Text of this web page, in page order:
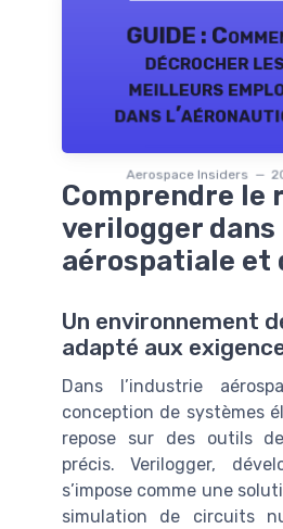
GUIDE :
décrocher
meilleurs
dans
Aerospace Insiders —
Comprendre le
verilogger
aérospatiale et
Un environnement
adapté aux
Dans l’industrie
conception de systèmes
repose sur des outils
précis. Verilogger,
s’impose comme une
simulation de circuits